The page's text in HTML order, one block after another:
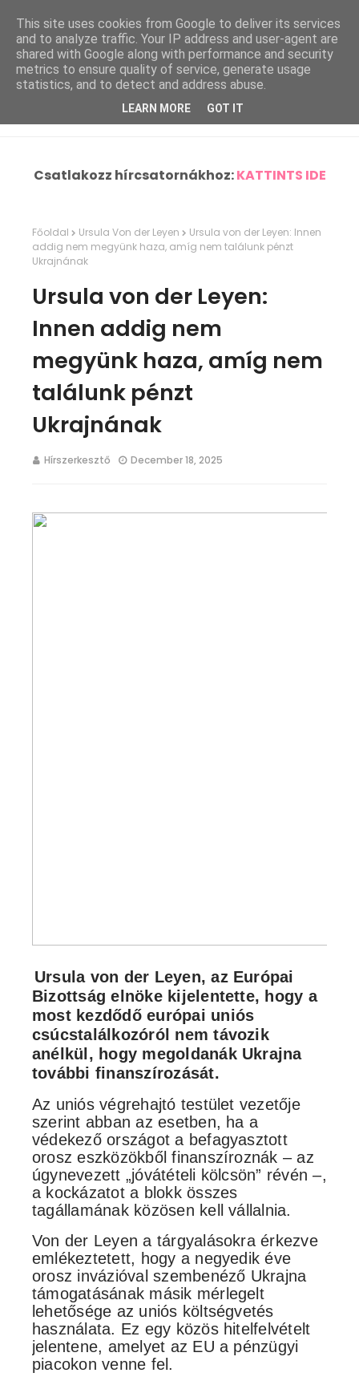
Csatlakozz hírcsatornákhoz:KATTINTS IDE
Főoldal Ursula Von der Leyen
Ursula von der Leyen: Innen
addig nem megyünk haza, amíg nem találunk pénzt
Ukrajnának
Ursula von der Leyen:
Innen addig nem
megyünk haza, amíg nem
találunk pénzt
Ukrajnának
Hírszerkesztő December 18, 2025
Ursula von der Leyen, az Európai
Bizottság elnöke kijelentette, hogy a
most kezdődő európai uniós
csúcstalálkozóról nem távozik
anélkül, hogy megoldanák Ukrajna
további finanszírozását.
Az uniós végrehajtó testület vezetője
szerint abban az esetben, ha a
védekező országot a befagyasztott
orosz eszközökből finanszíroznák – az
úgynevezett „jóvátételi kölcsön” révén –,
a kockázatot a blokk összes
tagállamának közösen kell vállalnia.
Von der Leyen a tárgyalásokra érkezve
emlékeztetett, hogy a negyedik éve
orosz invázióval szembenéző Ukrajna
támogatásának másik mérlegelt
lehetősége az uniós költségvetés
használata. Ez egy közös hitelfelvételt
jelentene, amelyet az EU a pénzügyi
piacokon venne fel.
This site uses cookies from Google to deliver its services
and to analyze traffic. Your IP address and user-agent are
shared with Google along with performance and security
metrics to ensure quality of service, generate usage
statistics, and to detect and address abuse.
LEARN MORE GOT IT